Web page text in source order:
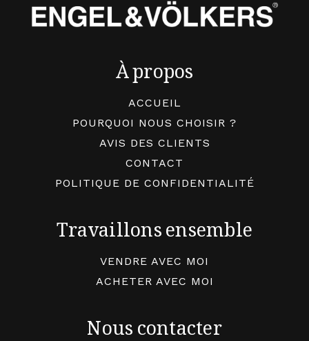
À propos
ACCUEIL
POURQUOI NOUS CHOISIR ?
AVIS DES CLIENTS
CONTACT
POLITIQUE DE CONFIDENTIALITÉ
Travaillons ensemble
VENDRE AVEC MOI
ACHETER AVEC MOI
Nous contacter